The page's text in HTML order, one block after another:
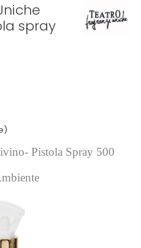
spray
Pistola Spray 500